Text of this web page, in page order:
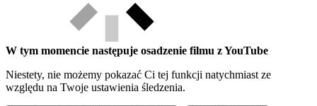
W tym momencie następuje osadzenie filmu z YouTube
Niestety, nie możemy pokazać Ci tej funkcji natychmiast ze
względu na Twoje ustawienia śledzenia.